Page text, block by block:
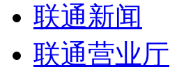
联通新闻
联通营业厅